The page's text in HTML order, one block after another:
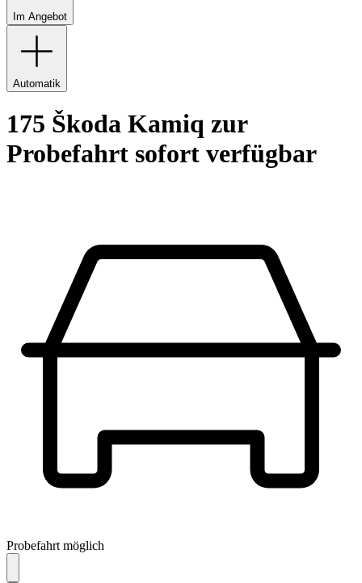
Im Angebot
Automatik
175 Škoda Kamiq zur
Probefahrt sofort verfügbar
Probefahrt möglich